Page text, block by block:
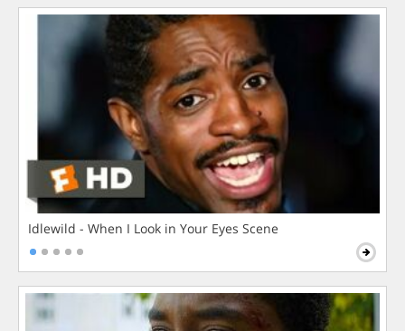
Idlewild - When I Look in Your Eyes Scene